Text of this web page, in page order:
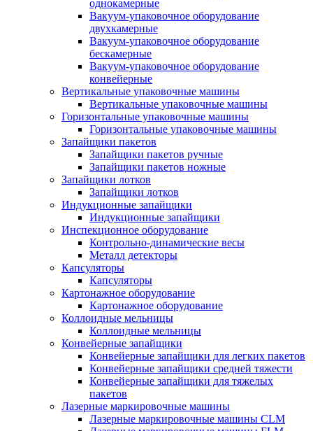
однокамерные
Вакуум-упаковочное оборудование
двухкамерные
Вакуум-упаковочное оборудование
беcкамерные
Вакуум-упаковочное оборудование
конвейерные
Вертикальные упаковочные машины
Вертикальные упаковочные машины
Горизонтальные упаковочные машины
Горизонтальные упаковочные машины
Запайщики пакетов
Запайщики пакетов ручные
Запайщики пакетов ножные
Запайщики лотков
Запайщики лотков
Индукционные запайщики
Индукционные запайщики
Инспекционное оборудование
Контрольно-динамические весы
Металл детекторы
Капсуляторы
Капсуляторы
Картонажное оборудование
Картонажное оборудование
Коллоидные мельницы
Коллоидные мельницы
Конвейерные запайщики
Конвейерные запайщики для легких пакетов
Конвейерные запайщики средней тяжести
Конвейерные запайщики для тяжелых
пакетов
Лазерные маркировочные машины
Лазерные маркировочные машины CLM